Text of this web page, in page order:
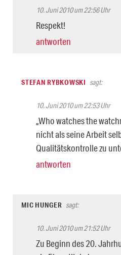
10. Juni 2010 um 22:56 Uhr
Respekt!
antworten
STEFAN RYBKOWSKI sagt:
10. Juni 2010 um 22:53 Uhr
„Who watches the
nicht als seine Arbeit
Qualitätskontrolle zu
antworten
MIC HUNGER sagt:
10. Juni 2010 um 21:52 Uhr
Zu Beginn des 20.